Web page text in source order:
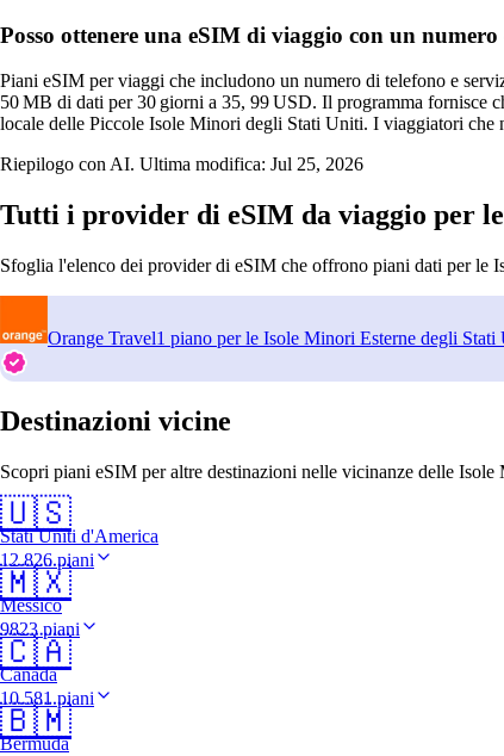
Posso ottenere una eSIM di viaggio con un
Piani eSIM per viaggi che includono un numero di telefono e
50 MB di dati per 30 giorni a 35, 99 USD. Il programma fornisce
locale delle Piccole Isole Minori degli Stati Uniti. I viaggiatori che
Riepilogo con AI. Ultima modifica: Jul 25, 2026
Tutti i provider di eSIM da viaggio per
Sfoglia l'elenco dei provider di eSIM che offrono piani dati per le
Orange Travel1 piano per le Isole Minori Esterne degli Stati
Destinazioni vicine
Scopri piani eSIM per altre destinazioni nelle vicinanze delle
🇺🇸
Stati Uniti d'America
12.826 piani
🇲🇽
Messico
9823 piani
🇨🇦
Canada
10.581 piani
🇧🇲
Bermuda